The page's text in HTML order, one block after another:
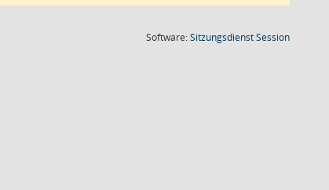
Software:SitzungsdienstSession(Wird in